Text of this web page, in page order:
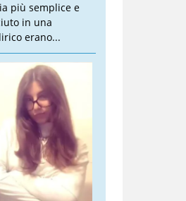
più semplice e
in una
erano...